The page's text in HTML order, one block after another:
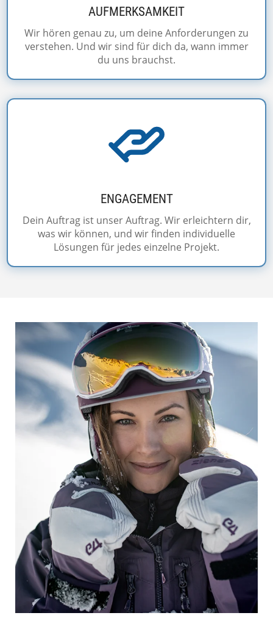
AUFMERKSAMKEIT
Wir hören genau zu, um deine Anforderungen zu
verstehen. Und wir sind für dich da, wann immer
du uns brauchst.
ENGAGEMENT
Dein Auftrag ist unser Auftrag. Wir erleichtern dir,
was wir können, und wir finden individuelle
Lösungen für jedes einzelne Projekt.